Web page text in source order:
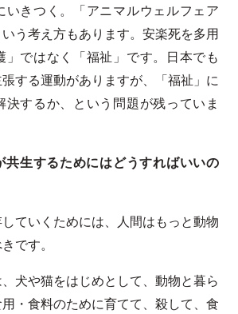
いきつく。「アニマルウェルフェア
いう考え方もあります。安楽死を多用
」ではなく「福祉」です。日本でも
張する運動がありますが、「福祉」に
決するか、という問題が残っていま
生するためにはどうすればいいの
ていくためには、人間はもっと動物
です。
犬や猫をはじめとして、動物と暮ら
・食料のために育てて、殺して、食